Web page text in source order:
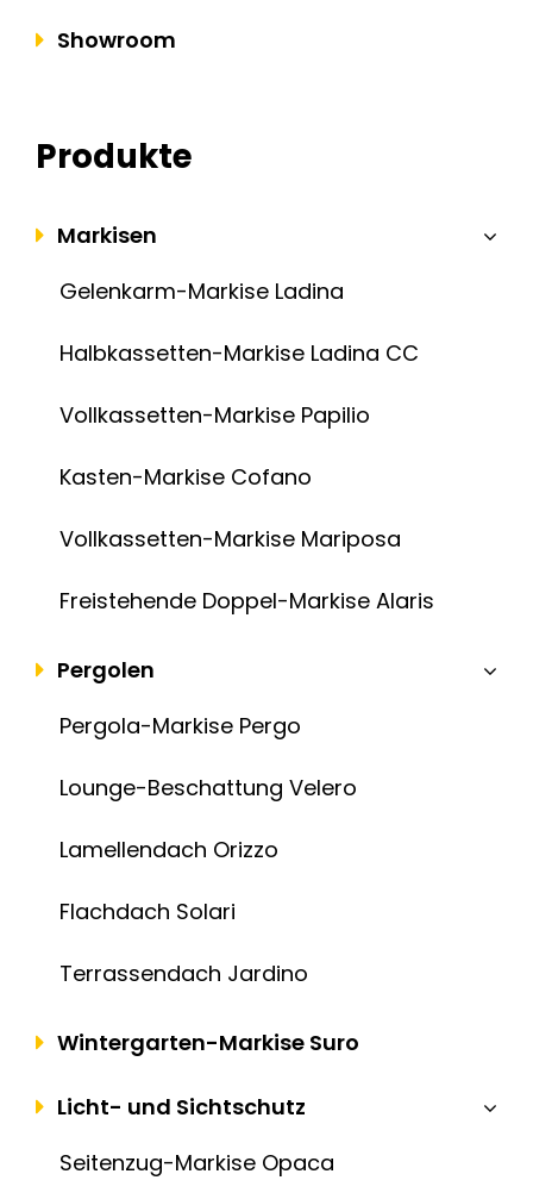
Showroom
Produkte
Markisen
Gelenkarm-Markise Ladina
Halbkassetten-Markise Ladina CC
Vollkassetten-Markise Papilio
Kasten-Markise Cofano
Vollkassetten-Markise Mariposa
Freistehende Doppel-Markise Alaris
Pergolen
Pergola-Markise Pergo
Lounge-Beschattung Velero
Lamellendach Orizzo
Flachdach Solari
Terrassendach Jardino
Wintergarten-Markise Suro
Licht- und Sichtschutz
Seitenzug-Markise Opaca